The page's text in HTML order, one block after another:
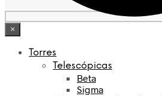
×
Torres
Telescópicas
Beta
Sigma